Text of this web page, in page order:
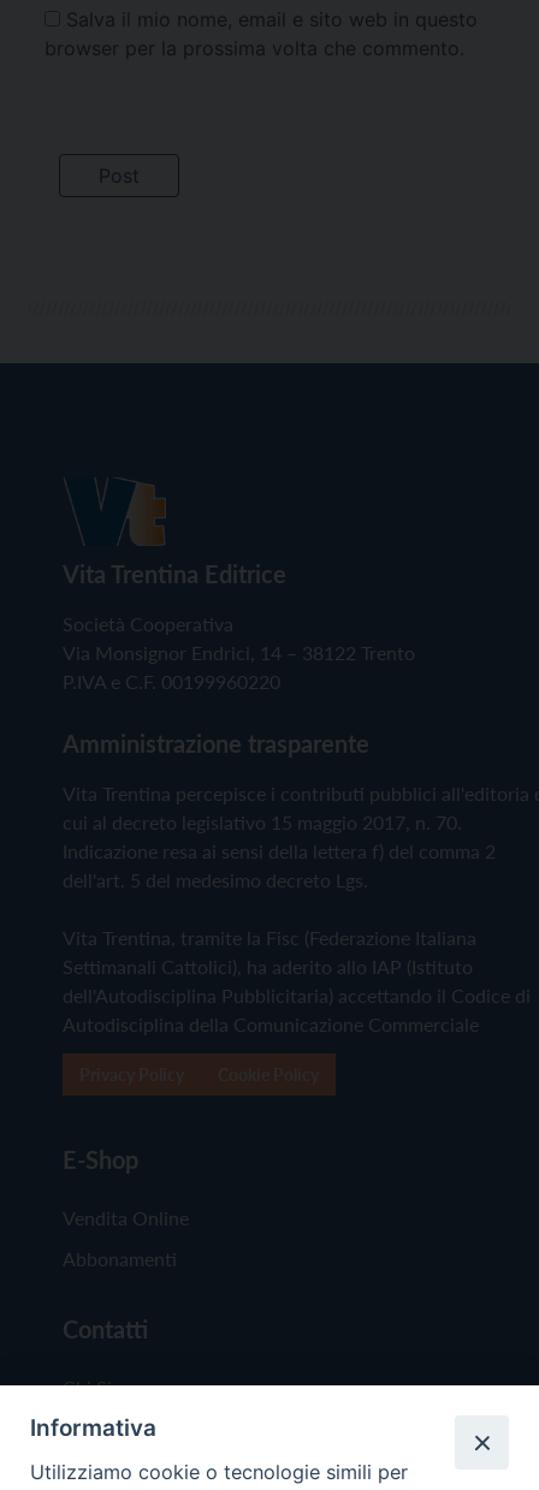
Salva il mio nome, email e sito web in questo
browser per la prossima volta che commento.
Vita Trentina Editrice
Società Cooperativa
Via Monsignor Endrici, 14 – 38122 Trento
P.IVA e C.F. 00199960220
Amministrazione trasparente
Vita Trentina percepisce i contributi pubblici all'editoria
cui al decreto legislativo 15 maggio 2017, n. 70.
Indicazione resa ai sensi della lettera f) del comma 2
dell'art. 5 del medesimo decreto Lgs.
Vita Trentina, tramite la Fisc (Federazione Italiana
Settimanali Cattolici), ha aderito allo IAP (Istituto
dell'Autodisciplina Pubblicitaria) accettando il Codice di
Autodisciplina della Comunicazione Commerciale
E-Shop
Vendita Online
Abbonamenti
Contatti
Chi Siamo
Redazione
Scrivici
Informativa
Utilizziamo cookie o tecnologie simili per